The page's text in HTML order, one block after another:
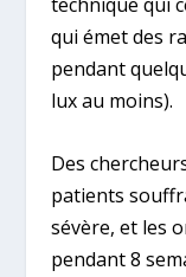
technique qui
qui émet des
pendant
lux au moins).
Des
patients
sévère, et les
pendant 8